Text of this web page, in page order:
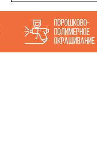
Порошково-
полимерное
окрашивание